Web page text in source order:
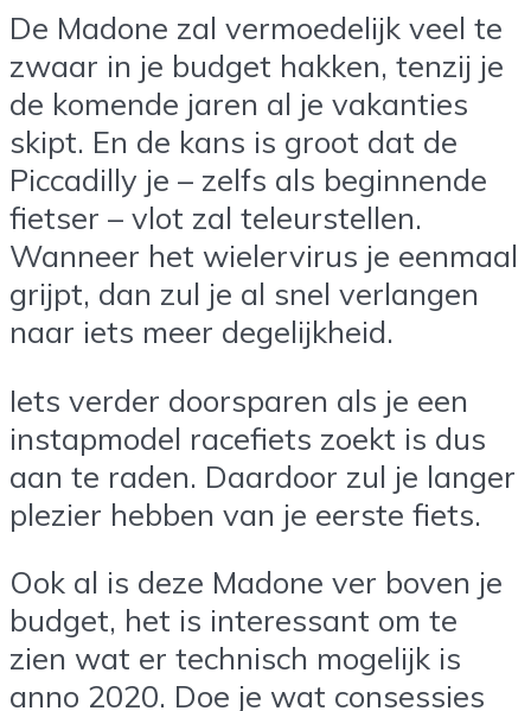
De Madone zal vermoedelijk veel te
zwaar in je budget hakken, tenzij je
de komende jaren al je vakanties
skipt. En de kans is groot dat de
Piccadilly je – zelfs als beginnende
fietser – vlot zal teleurstellen.
Wanneer het wielervirus je eenmaal
grijpt, dan zul je al snel verlangen
naar iets meer degelijkheid.
Iets verder doorsparen als je een
instapmodel racefiets zoekt is dus
aan te raden. Daardoor zul je langer
plezier hebben van je eerste fiets.
Ook al is deze Madone ver boven je
budget, het is interessant om te
zien wat er technisch mogelijk is
anno 2020. Doe je wat consessies